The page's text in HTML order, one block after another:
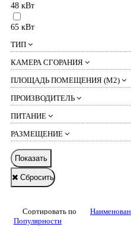
48 кВт
65 кВт
ТИП
КАМЕРА СГОРАНИЯ
ПЛОЩАДЬ ПОМЕЩЕНИЯ (М2)
ПРОИЗВОДИТЕЛЬ
ПИТАНИЕ
РАЗМЕЩЕНИЕ
Показать
Сбросить
Сортировать по
Популярности